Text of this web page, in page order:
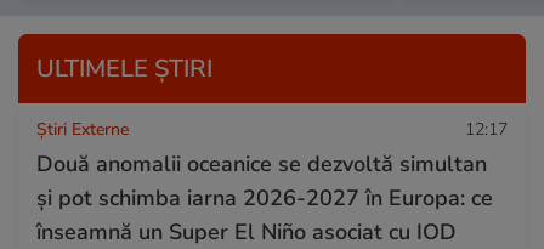
ULTIMELE ȘTIRI
Știri Externe 12:17
Două anomalii oceanice se dezvoltă simultan
și pot schimba iarna 2026-2027 în Europa: ce
înseamnă un Super El Niño asociat cu IOD